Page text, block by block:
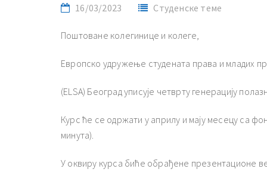
16/03/2023 Студенске теме
Поштоване колегинице и колеге,
Европско удружење студената права и младих
(ELSA) Београд уписује четврту генерацију
Курс ће се одржати у априлу и мају месецу са
минута).
У оквиру курса биће обрађене презентационе